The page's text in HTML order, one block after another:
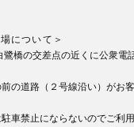
について＞
鷺橋の交差点の近くに公衆電
の道路（２号線沿い）がお
車禁止にならないのでご利